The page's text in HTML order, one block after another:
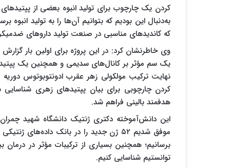
کردن یک چارچوب برای تولید انبوه بعضی از
که کاندیدهای مناسبی در صنعت تولید داروهای
وی خاطرنشان کرد: در این پروژه برای اولین‌ بار
یک سم مؤثر بر کانال‌های سدیمی و همچنین یک
نهایت ترکیب مولکولی زهر عقرب ادونتوبوتوس دوریه
کردن چارچوبی برای بیان پپتیدهای زهری
هدفمند بالینی فراهم شد.
این دانش‌آموخته دکتری ژنتیک دانشگاه شهید چمران
موفق شدیم ۵۲ ژن جدید را در بانک
برسانیم؛ همچنین بسیاری از ترکیبات مؤثر در
توانستیم شناسایی کنیم.